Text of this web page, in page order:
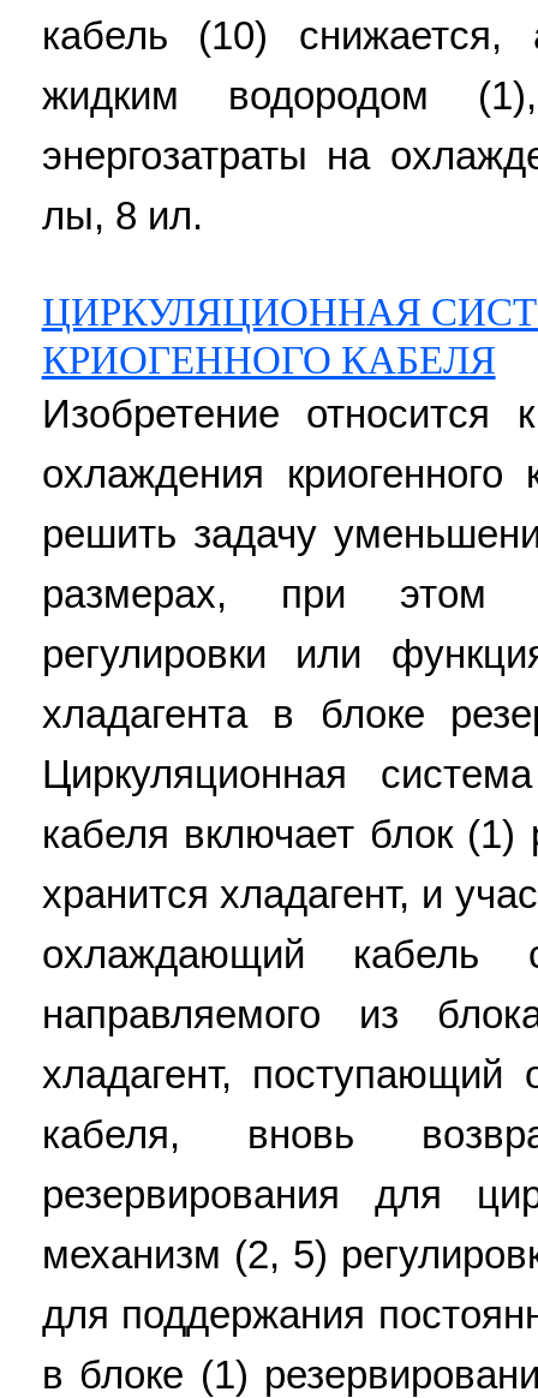
кабель (10) снижается,
жидким водородом
энергозатраты на
лы, 8 ил.
ЦИРКУЛЯЦИОННАЯ
КРИОГЕННОГО КАБЕЛЯ
Изобретение относится
охлаждения криогенного
решить задачу
размерах, при этом
регулировки или
хладагента в блоке
Циркуляционная
кабеля включает блок (1)
хранится хладагент, и
охлаждающий кабель
направляемого из
хладагент, поступающий
кабеля, вновь
резервирования для
механизм (2, 5)
для поддержания
в блоке (1)